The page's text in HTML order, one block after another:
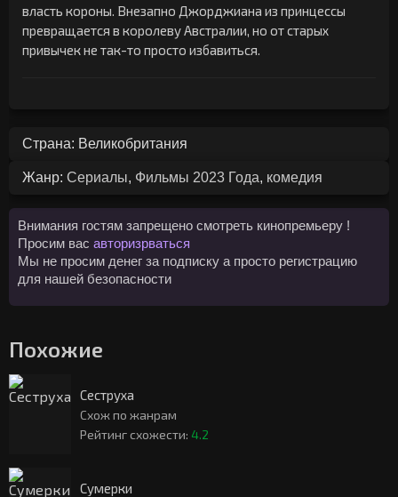
власть короны. Внезапно Джорджиана из принцессы
превращается в королеву Австралии, но от старых
привычек не так-то просто избавиться.
Страна: Великобритания
Жанр: Сериалы, Фильмы 2023 Года, комедия
Внимания гостям запрещено смотреть кинопремьеру !
Просим вас авторизрваться
Мы не просим денег за подписку а просто регистрацию
для нашей безопасности
Похожие
Сеструха
Схож по жанрам
Рейтинг схожести: 4.2
Сумерки